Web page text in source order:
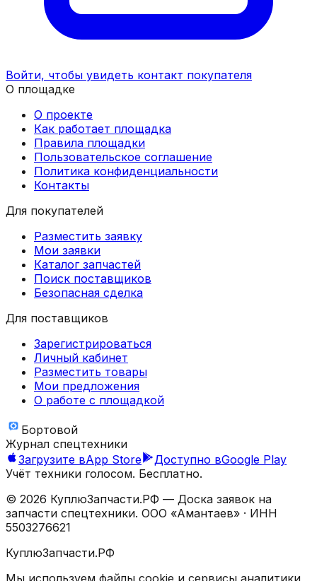
Войти, чтобы увидеть контакт покупателя
О площадке
О проекте
Как работает площадка
Правила площадки
Пользовательское соглашение
Политика конфиденциальности
Контакты
Для покупателей
Разместить заявку
Мои заявки
Каталог запчастей
Поиск поставщиков
Безопасная сделка
Для поставщиков
Зарегистрироваться
Личный кабинет
Разместить товары
Мои предложения
О работе с площадкой
Бортовой
Журнал спецтехники
Загрузите вApp Store Доступно вGoogle Play
Учёт техники голосом. Бесплатно.
© 2026 КуплюЗапчасти.РФ — Доска заявок на
запчасти спецтехники. ООО «Амантаев» · ИНН
5503276621
КуплюЗапчасти.РФ
Мы используем файлы cookie и сервисы аналитики,